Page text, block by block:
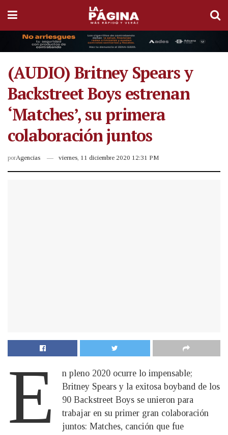
(AUDIO) Britney Spears y
Backstreet Boys estrenan
‘Matches’, su primera
colaboración juntos
porAgencias viernes, 11 diciembre 2020 12:31 PM
E
n pleno 2020 ocurre lo impensable;
Britney Spears y la exitosa boyband de los
90 Backstreet Boys se unieron para
trabajar en su primer gran colaboración
juntos: Matches, canción que fue